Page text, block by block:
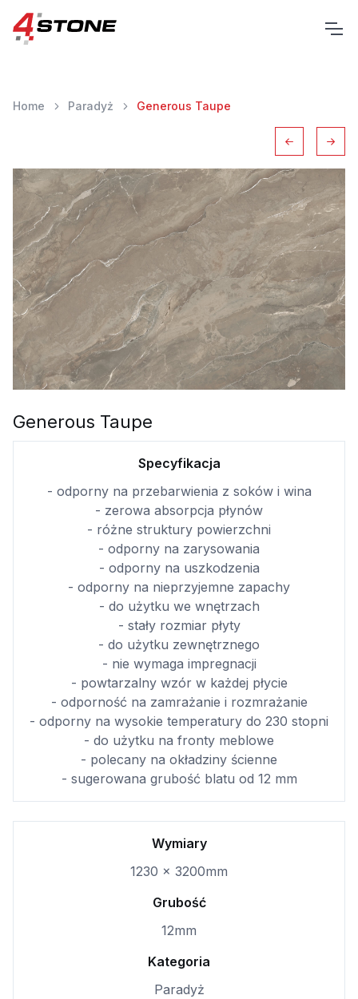
Home Paradyż Generous Taupe
Generous Taupe
Specyfikacja
- odporny na przebarwienia z soków i wina
- zerowa absorpcja płynów
- różne struktury powierzchni
- odporny na zarysowania
- odporny na uszkodzenia
- odporny na nieprzyjemne zapachy
- do użytku we wnętrzach
- stały rozmiar płyty
- do użytku zewnętrznego
- nie wymaga impregnacji
- powtarzalny wzór w każdej płycie
- odporność na zamrażanie i rozmrażanie
- odporny na wysokie temperatury do 230 stopni
- do użytku na fronty meblowe
- polecany na okładziny ścienne
- sugerowana grubość blatu od 12 mm
Wymiary
1230 × 3200mm
Grubość
12mm
Kategoria
Paradyż